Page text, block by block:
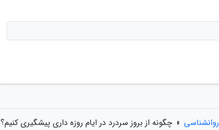
روانشناسی » چگونه از بروز سردرد در ایام روزه داری پیشگیری کنیم؟